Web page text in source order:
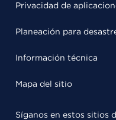
Privacidad de
Planeación para
Información técnica
Mapa del sitio
Síganos en estos sitios